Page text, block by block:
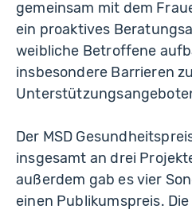
gemeinsam mit dem
ein proaktives
weibliche Betroffene
insbesondere Barrieren
Der MSD
insgesamt an drei
außerdem gab es vier
einen Publikumspreis.